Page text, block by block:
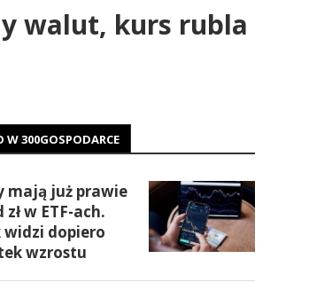
walut, kurs rubla
W 300GOSPODARCE
mają już prawie
zł w ETF-ach.
widzi dopiero
wzrostu